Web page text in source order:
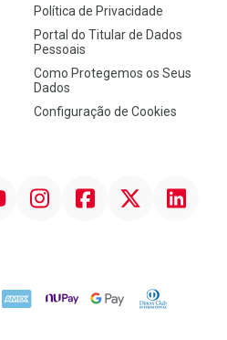
Política de Privacidade
Portal do Titular de Dados
Pessoais
Como Protegemos os Seus
Dados
Configuração de Cookies
InstagramFacebook Linkedin
AMEX NuPay Google PayDiners Club